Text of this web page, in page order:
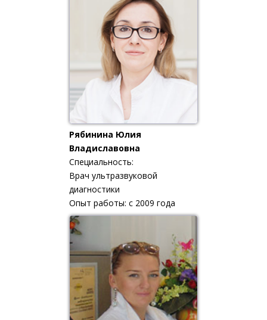
Рябинина Юлия
Владиславовна
Специальность:
Врач ультразвуковой
диагностики
Опыт работы: с 2009 года